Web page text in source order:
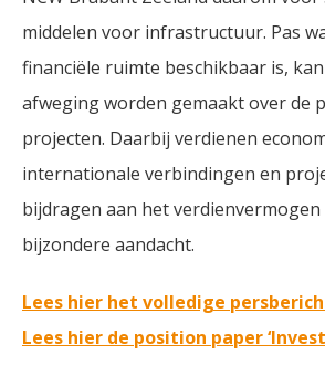
middelen voor infrastructuur. Pas
financiële ruimte beschikbaar is,
afweging worden gemaakt over de
projecten. Daarbij verdienen
internationale verbindingen en
bijdragen aan het
bijzondere aandacht.
Lees hier het volledige
Lees hier de position paper